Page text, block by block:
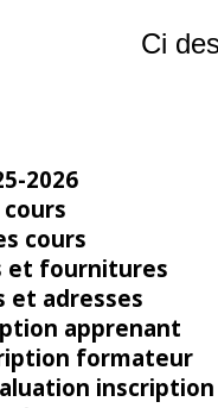
Ci
2026
cours
et fournitures
et adresses
apprenant
formateur
inscription